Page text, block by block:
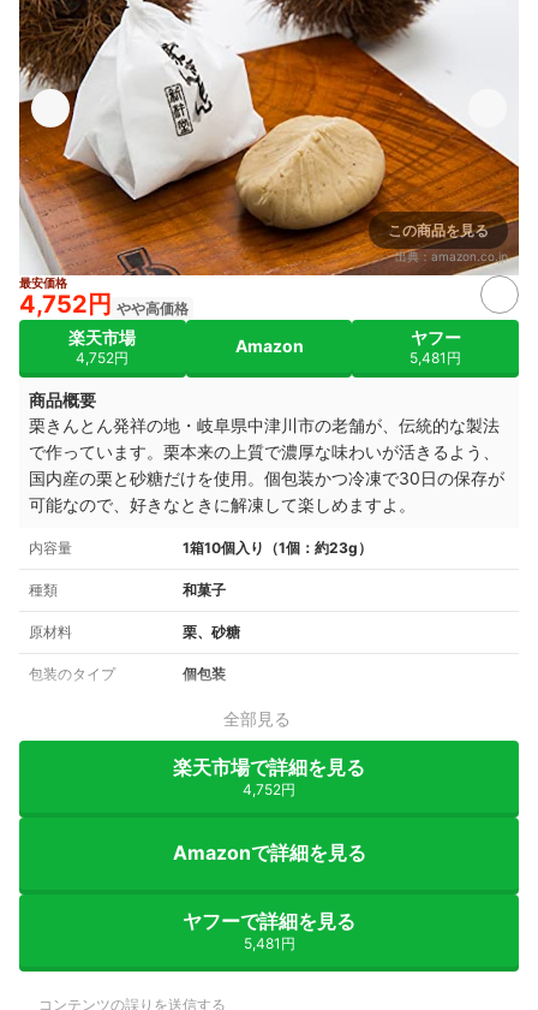
この商品を見る
出典：amazon.co.jp
最安価格
4,752円 やや高価格
楽天市場
4,752円
Amazon ヤフー
5,481円
商品概要
栗きんとん発祥の地・岐阜県中津川市の老舗が、伝統的な製法
で作っています。栗本来の上質で濃厚な味わいが活きるよう、
国内産の栗と砂糖だけを使用。個包装かつ冷凍で30日の保存が
可能なので、好きなときに解凍して楽しめますよ。
内容量 1箱10個入り（1個：約23g）
種類 和菓子
原材料 栗、砂糖
包装のタイプ 個包装
全部見る
楽天市場で詳細を見る
4,752円
Amazonで詳細を見る
ヤフーで詳細を見る
5,481円
コンテンツの誤りを送信する